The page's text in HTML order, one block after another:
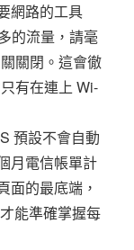
網路的工具
的流量，請毫
關閉。這會徹
有在連上 Wi-
預設不會自動
月電信帳單計
面的最底端，
能準確掌握每